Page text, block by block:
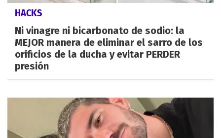
HACKS
Ni vinagre ni bicarbonato de sodio: la
MEJOR manera de eliminar el sarro de los
orificios de la ducha y evitar PERDER
presión